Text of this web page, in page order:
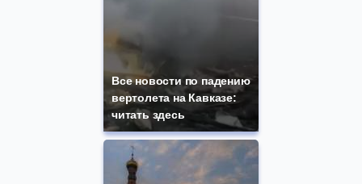
Все новости по падению
вертолета на Кавказе:
читать здесь